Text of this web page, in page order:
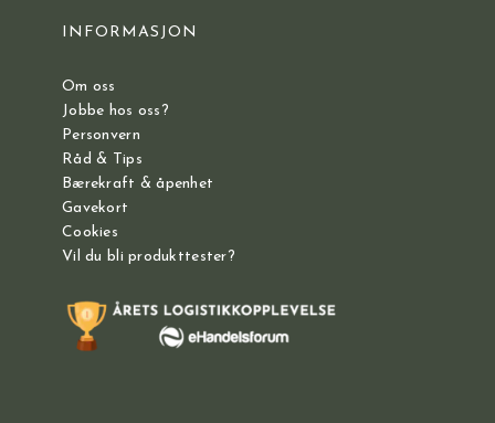
INFORMASJON
Om oss
Jobbe hos oss?
Personvern
Råd & Tips
Bærekraft & åpenhet
Gavekort
Cookies
Vil du bli produkttester?